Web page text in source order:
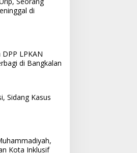
di
LPKAN
di Bangkalan
Sidang Kasus
Kota Inklusif